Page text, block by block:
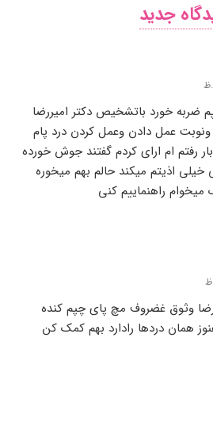
جدید
ضربه خورد باتشخیص دکتر امیررضا
عمل دادن وعمل کردن درد پام
رفتم ام ارای کردم گفتند جوش خورده
خیلی اذیتم میکند حالم بهم میخوره
راهنماییم کنی
وثوق غضروف مچ پای چپم کنده
همان دردها رادارد بهم کمک کن